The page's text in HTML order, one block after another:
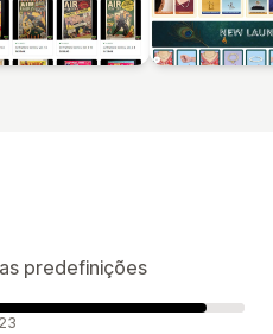
predefinições
23